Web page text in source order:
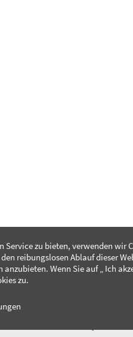
Service zu bieten, verwenden wir
reibungslosen Ablauf dieser
Wenn Sie auf „ Ich
zu.